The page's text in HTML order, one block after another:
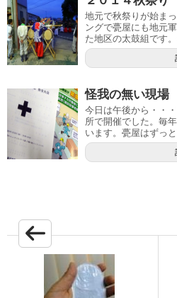
地元で秋祭りが始ま
ングで甍屋にも地元
た地区の太鼓組です
怪我の無い現場
今日は午後から・・
所で開催でした。毎
います。甍屋はずっ